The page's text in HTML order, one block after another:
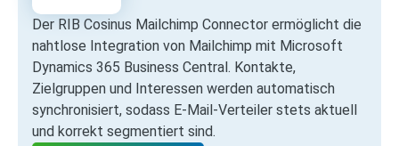
Der RIB Cosinus Mailchimp Connector ermöglicht die
nahtlose Integration von Mailchimp mit Microsoft
Dynamics 365 Business Central. Kontakte,
Zielgruppen und Interessen werden automatisch
synchronisiert, sodass E‑Mail‑Verteiler stets aktuell
und korrekt segmentiert sind.